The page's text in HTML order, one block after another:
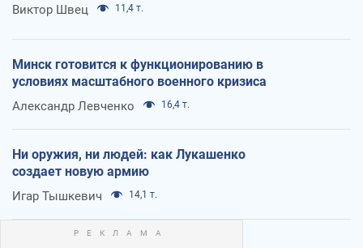
Виктор Швец 11,4 т.
Минск готовится к функционированию в
условиях масштабного военного кризиса
Александр Левченко 16,4 т.
Ни оружия, ни людей: как Лукашенко
создает новую армию
Игар Тышкевич 14,1 т.